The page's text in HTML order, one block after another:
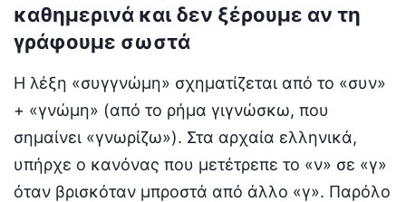
καθημερινά και δεν ξέρουμε αν τη
γράφουμε σωστά
Η λέξη «συγγνώμη» σχηματίζεται από το «συν»
+ «γνώμη» (από το ρήμα γιγνώσκω, που
σημαίνει «γνωρίζω»). Στα αρχαία ελληνικά,
υπήρχε ο κανόνας που μετέτρεπε το «ν» σε «γ»
όταν βρισκόταν μπροστά από άλλο «γ». Παρόλο